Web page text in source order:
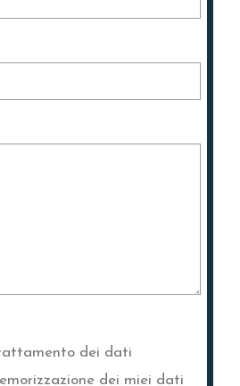
dei dati
dei miei dati